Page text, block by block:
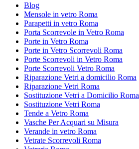
Blog
Mensole in vetro Roma
Parapetti in vetro Roma
Porta Scorrevole in Vetro Roma
Porte in Vetro Roma
Porte in Vetro Scorrevoli Roma
Porte Scorrevoli in Vetro Roma
Porte Scorrevoli Vetro Roma
Riparazione Vetri a domicilio Roma
Riparazione Vetri Roma
Sostituzione Vetri a Domicilio Roma
Sostituzione Vetri Roma
Tende a Vetro Roma
Vasche Per Acquari su Misura
Verande in vetro Roma
Vetrate Scorrevoli Roma